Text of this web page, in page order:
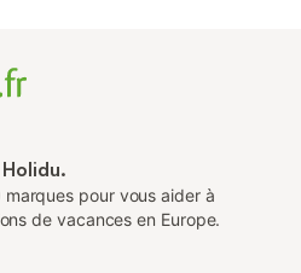
pour vous aider à
de vacances en Europe.